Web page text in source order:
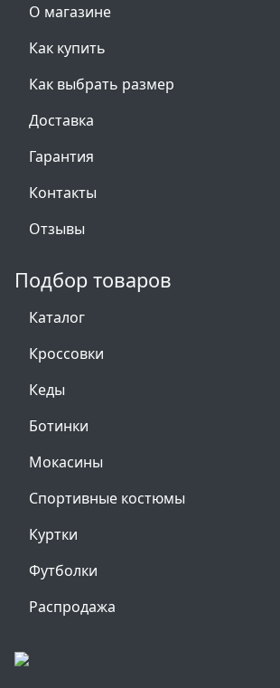
О магазине
Как купить
Как выбрать размер
Доставка
Гарантия
Контакты
Отзывы
Подбор товаров
Каталог
Кроссовки
Кеды
Ботинки
Мокасины
Спортивные костюмы
Куртки
Футболки
Распродажа